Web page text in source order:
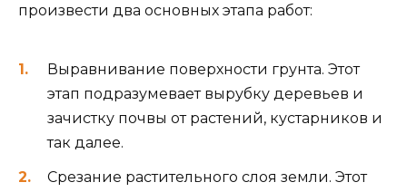
произвести два основных этапа работ:
Выравнивание поверхности грунта. Этот
этап подразумевает вырубку деревьев и
зачистку почвы от растений, кустарников и
так далее.
Срезание растительного слоя земли. Этот